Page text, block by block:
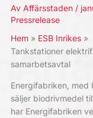
Av Affärsstaden /
Pressrelease
Hem
ESB Inrikes
Tankstationer
samarbetsavtal
Energifabriken,
säljer biodrivmedel
har Energifabriken